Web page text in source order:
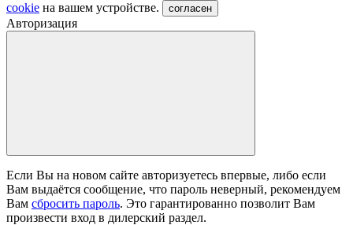
cookie на вашем устройстве. согласен
Авторизация
Если Вы на новом сайте авторизуетесь впервые, либо если
Вам выдаётся сообщение, что пароль неверный, рекомендуем
Вам сбросить пароль. Это гарантированно позволит Вам
произвести вход в дилерский раздел.